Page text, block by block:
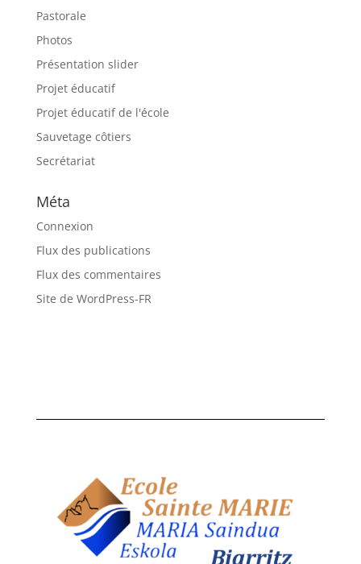
Pastorale
Photos
Présentation slider
Projet éducatif
Projet éducatif de l'école
Sauvetage côtiers
Secrétariat
Méta
Connexion
Flux des publications
Flux des commentaires
Site de WordPress-FR